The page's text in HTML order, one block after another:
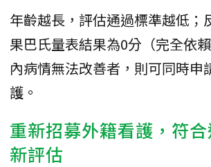
年齡越長，評估通過標準越低；
果巴氏量表結果為0分（完全依
內病情無法改善者，則可同時申
護。
重新招募外籍看護，符
新評估